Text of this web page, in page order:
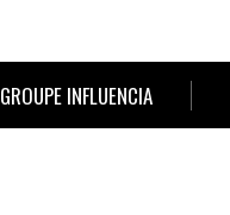
GROUPE INFLUENCIA